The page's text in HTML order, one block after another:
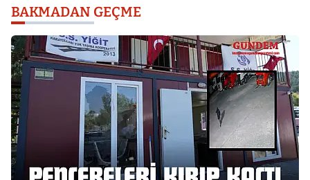
BAKMADAN GEÇME